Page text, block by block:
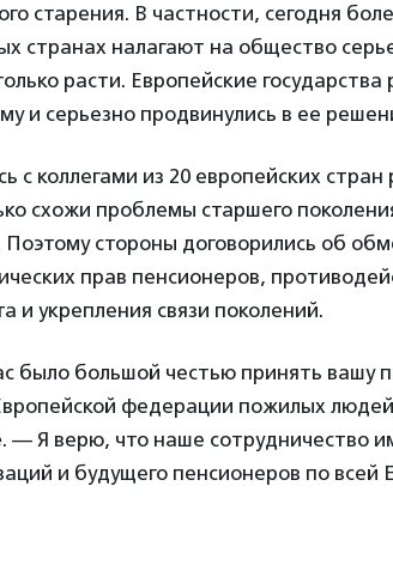
старения. В частности, сегодня
странах налагают на общество
расти. Европейские
и серьезно продвинулись в ее
с коллегами из 20 европейских стран
схожи проблемы старшего
Поэтому стороны договорились об
прав пенсионеров,
и укрепления связи поколений.
было большой честью принять вашу
федерации пожилых
. — Я верю, что наше сотрудничество
и будущего пенсионеров по всей